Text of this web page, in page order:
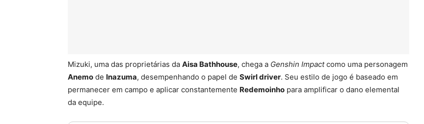
Mizuki, uma das proprietárias da Aisa Bathhouse, chega a Genshin Impactcomo uma personagem
Anemo de Inazuma, desempenhando o papel de Swirl driver. Seu estilo de jogo é baseado em
permanecer em campo e aplicar constantemente Redemoinho para amplificar o dano elemental
da equipe.